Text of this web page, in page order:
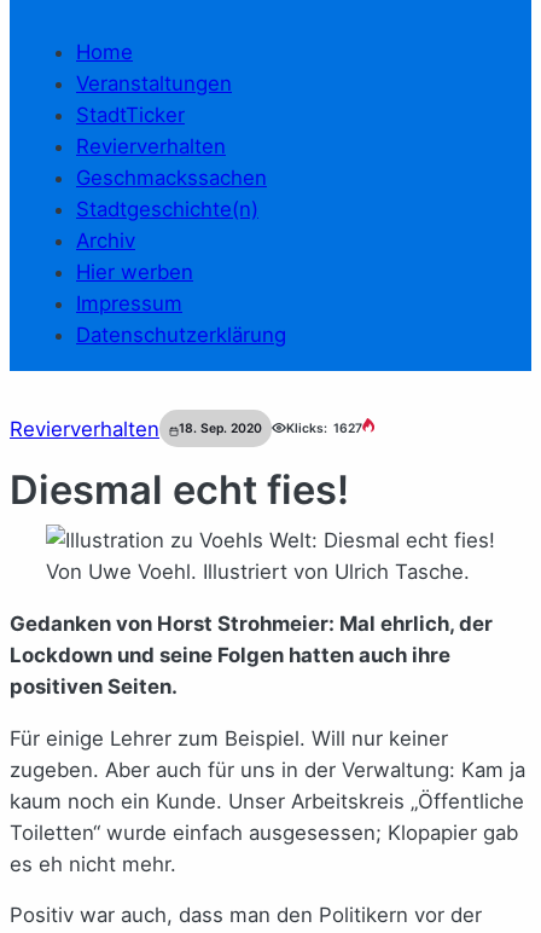
Home
Veranstaltungen
StadtTicker
Revierverhalten
Geschmackssachen
Stadtgeschichte(n)
Archiv
Hier werben
Impressum
Datenschutzerklärung
Revierverhalten 18. Sep. 2020 Klicks: 1627
Diesmal echt fies!
Von Uwe Voehl. Illustriert von Ulrich Tasche.
Gedanken von Horst Strohmeier: Mal ehrlich, der
Lockdown und seine Folgen hatten auch ihre
positiven Seiten.
Für einige Lehrer zum Beispiel. Will nur keiner
zugeben. Aber auch für uns in der Verwaltung: Kam ja
kaum noch ein Kunde. Unser Arbeitskreis „Öffentliche
Toiletten“ wurde einfach ausgesessen; Klopapier gab
es eh nicht mehr.
Positiv war auch, dass man den Politikern vor der